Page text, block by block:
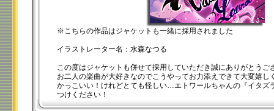
※こちらの作品はジャケットも一緒に採用されました
イラストレーター名：水森なつる
この度はジャケットも併せて採用していただき誠にありがとうご
お二人の楽曲が大好きなのでこうやってお力添えできて大変嬉
かっこいい！けれどとても怪しい…エトワールちゃんの『イタズ
つけください！